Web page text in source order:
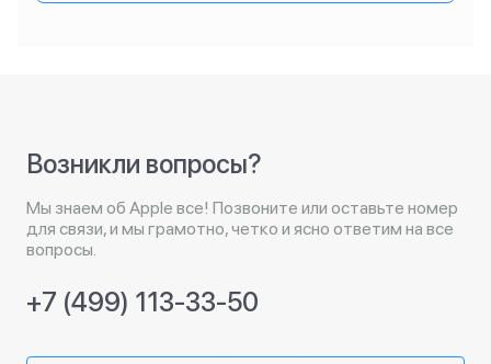
Возникли вопросы?
Мы знаем об Apple все! Позвоните или оставьте номер
для связи, и мы грамотно, четко и ясно ответим на все
вопросы.
+7 (499) 113-33-50